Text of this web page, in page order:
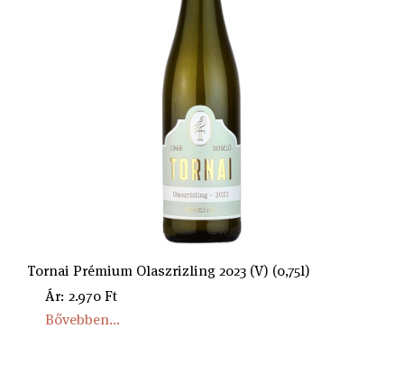
Tornai Prémium Olaszrizling 2023 (V) (0,75l)
Ár: 2.970 Ft
Bővebben...